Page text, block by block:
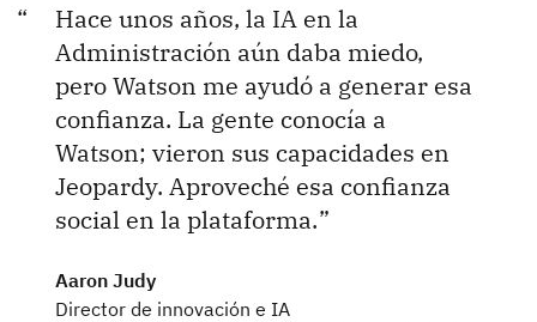
Hace unos años, la IA en la
Administración aún daba miedo,
pero Watson me ayudó a generar esa
confianza. La gente conocía a
Watson; vieron sus capacidades en
Jeopardy. Aproveché esa confianza
social en la plataforma.
Aaron Judy
Director de innovación e IA